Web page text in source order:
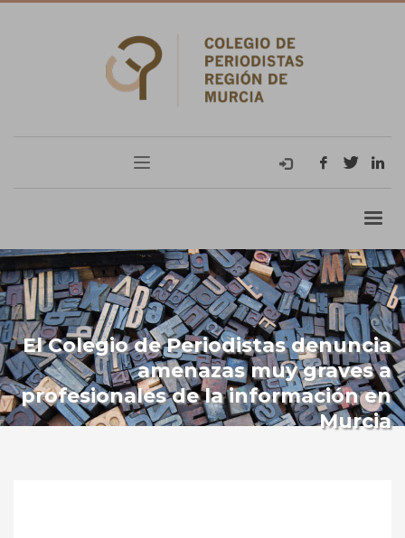
El Colegio de Periodistas denuncia
amenazas muy graves a
profesionales de la información en
Murcia